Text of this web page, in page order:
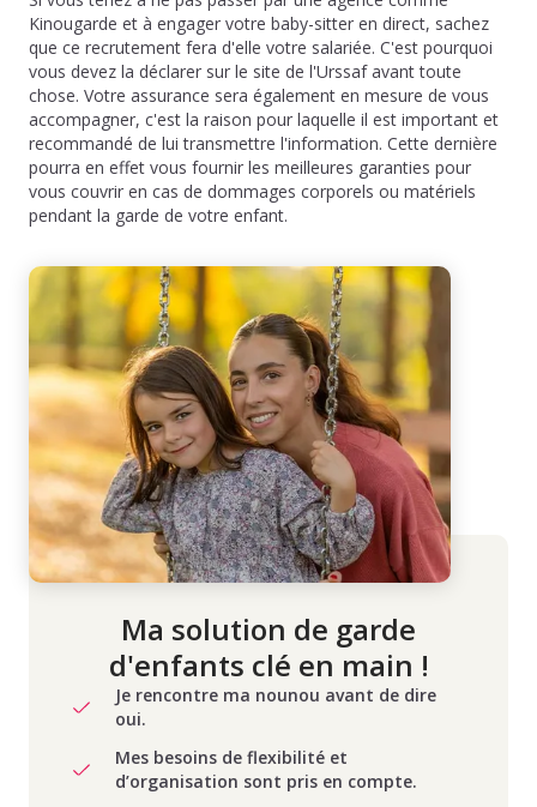
Kinougarde et à engager votre baby-sitter en direct, sachez
que ce recrutement fera d'elle votre salariée. C'est pourquoi
vous devez la déclarer sur le site de l'Urssaf avant toute
chose. Votre assurance sera également en mesure de vous
accompagner, c'est la raison pour laquelle il est important et
recommandé de lui transmettre l'information. Cette dernière
pourra en effet vous fournir les meilleures garanties pour
vous couvrir en cas de dommages corporels ou matériels
pendant la garde de votre enfant.
Ma solution de garde
d'enfants clé en main !
Je rencontre ma nounou avant de dire
oui.
Mes besoins de flexibilité et
d’organisation sont pris en compte.